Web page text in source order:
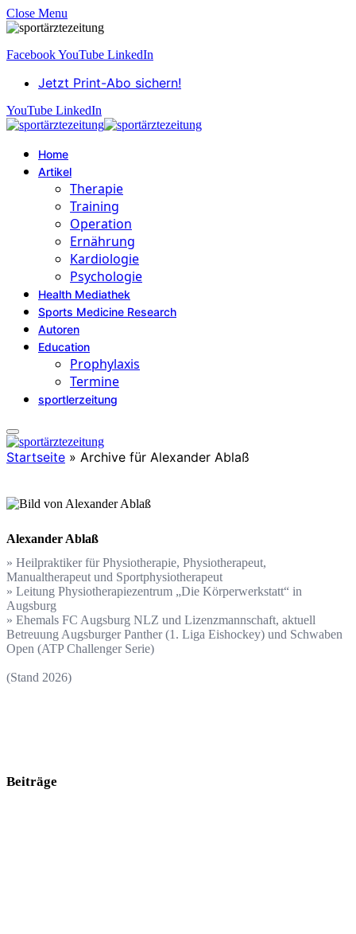
Close Menu
FacebookYouTube LinkedIn
Jetzt Print-Abo sichern!
YouTube LinkedIn
Home
Artikel
Therapie
Training
Operation
Ernährung
Kardiologie
Psychologie
Health Mediathek
Sports Medicine Research
Autoren
Education
Prophylaxis
Termine
sportlerzeitung
Startseite » Archive für Alexander Ablaß
Alexander Ablaß
» Heilpraktiker für Physiotherapie, Physiotherapeut,
Manualtherapeut und Sportphysiotherapeut
» Leitung Physiotherapiezentrum „Die Körperwerkstatt“ in
Augsburg
» Ehemals FC Augsburg NLZ und Lizenzmannschaft, aktuell
Betreuung Augsburger Panther (1. Liga Eishockey) und Schwaben
Open (ATP Challenger Serie)
(Stand 2026)
Beiträge